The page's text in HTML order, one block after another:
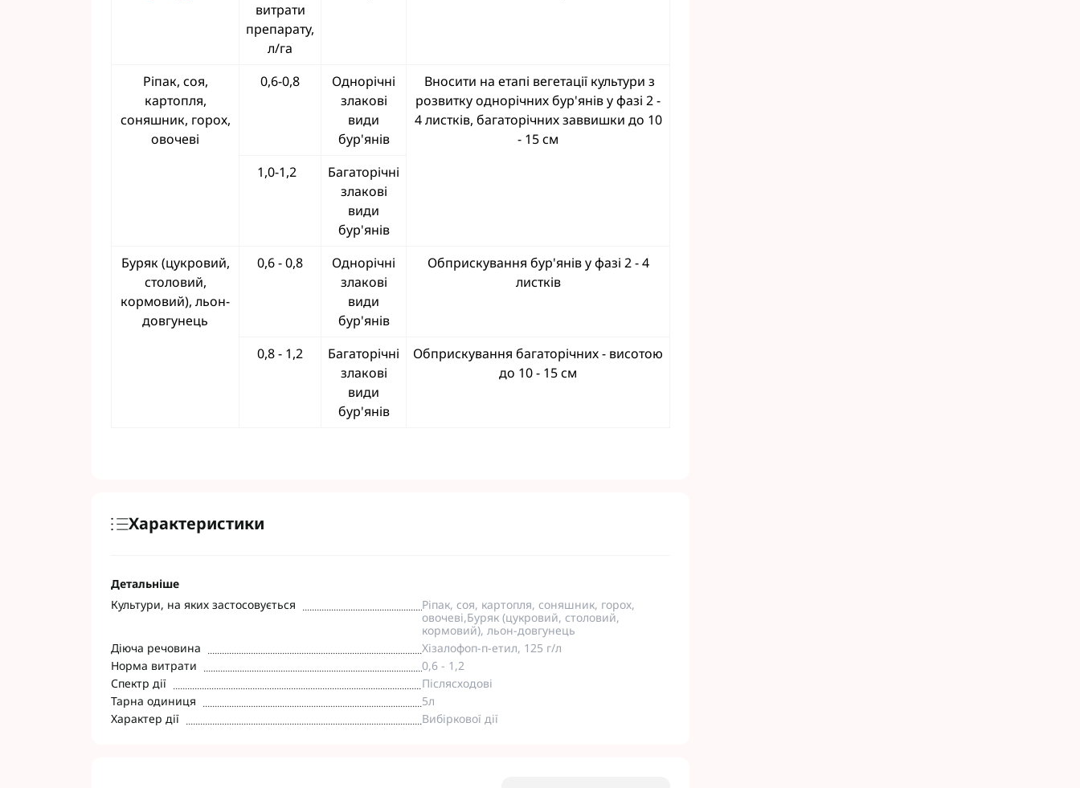
витрати
препарату,
л/га
Ріпак, соя,
картопля,
соняшник, горох,
овочеві
0,6-0,8
Однорічні
злакові
види
бур'янів
Вносити на етапі вегетації культури з
розвитку однорічних бур'янів у фазі 2 -
4 листків, багаторічних заввишки до 10
- 15 см
1,0-1,2
Багаторічні
злакові
види
бур'янів
Буряк (цукровий,
столовий,
кормовий), льон-
довгунець
0,6 - 0,8
Однорічні
злакові
види
бур'янів
Обприскування бур'янів у фазі 2 - 4
листків
0,8 - 1,2
Багаторічні
злакові
види
бур'янів
Обприскування багаторічних - висотою
до 10 - 15 см
Характеристики
Детальніше
Культури, на яких застосовується
Ріпак, соя, картопля, соняшник, горох,
овочеві,Буряк (цукровий, столовий,
кормовий), льон-довгунець
Діюча речовина
Хізалофоп-п-етил, 125 г/л
Норма витрати
0,6 - 1,2
Спектр дії
Післясходові
Тарна одиниця
5л
Характер дії
Вибіркової дії